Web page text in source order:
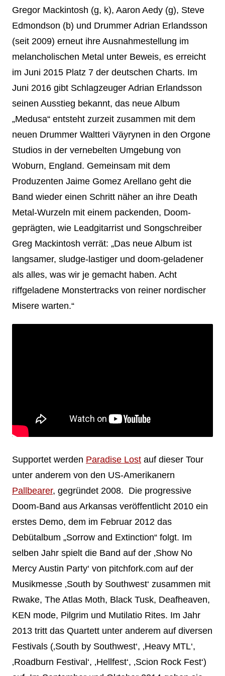
Gregor Mackintosh (g, k), Aaron Aedy (g), Steve
Edmondson (b) und Drummer Adrian Erlandsson
(seit 2009) erneut ihre Ausnahmestellung im
melancholischen Metal unter Beweis, es erreicht
im Juni 2015 Platz 7 der deutschen Charts. Im
Juni 2016 gibt Schlagzeuger Adrian Erlandsson
seinen Ausstieg bekannt, das neue Album
„Medusa“ entsteht zurzeit zusammen mit dem
neuen Drummer Waltteri Väyrynen in den Orgone
Studios in der vernebelten Umgebung von
Woburn, England. Gemeinsam mit dem
Produzenten Jaime Gomez Arellano geht die
Band wieder einen Schritt näher an ihre Death
Metal-Wurzeln mit einem packenden, Doom-
geprägten, wie Leadgitarrist und Songschreiber
Greg Mackintosh verrät: „Das neue Album ist
langsamer, sludge-lastiger und doom-geladener
als alles, was wir je gemacht haben. Acht
riffgeladene Monstertracks von reiner nordischer
Misere warten.“
Supportet werden Paradise Lostauf dieser Tour
unter anderem von den US-Amerikanern
Pallbearer, gegründet 2008. Die progressive
Doom-Band aus Arkansas veröffentlicht 2010 ein
erstes Demo, dem im Februar 2012 das
Debütalbum „Sorrow and Extinction“ folgt. Im
selben Jahr spielt die Band auf der ‚Show No
Mercy Austin Party‘ von pitchfork.com auf der
Musikmesse ‚South by Southwest‘ zusammen mit
Rwake, The Atlas Moth, Black Tusk, Deafheaven,
KEN mode, Pilgrim und Mutilatio Rites. Im Jahr
2013 tritt das Quartett unter anderem auf diversen
Festivals (‚South by Southwest‘, ‚Heavy MTL‘,
‚Roadburn Festival‘, ‚Hellfest‘, ‚Scion Rock Fest‘)